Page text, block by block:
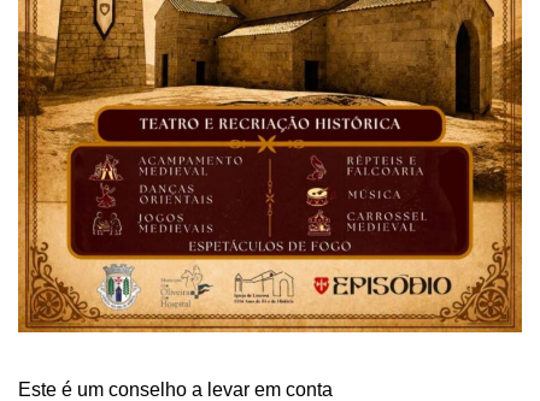
Este é um conselho a levar em conta